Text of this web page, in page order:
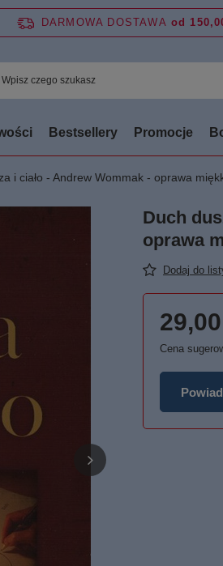
DARMOWA DOSTAWA od
Bestsellery Promocje
i ciało - Andrew Wommak - oprawa
Duch
oprawa
Dodaj do
29,00
Cena